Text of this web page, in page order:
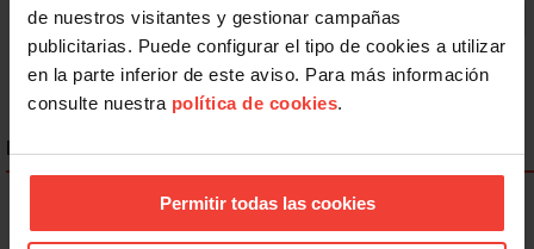
de nuestros visitantes y gestionar campañas
publicitarias. Puede configurar el tipo de cookies a utilizar
en la parte inferior de este aviso. Para más información
consulte nuestra política de cookies.
Permitir todas las cookies
1 2 3 4 5 Siguiente
ENLACES DESTACADOS